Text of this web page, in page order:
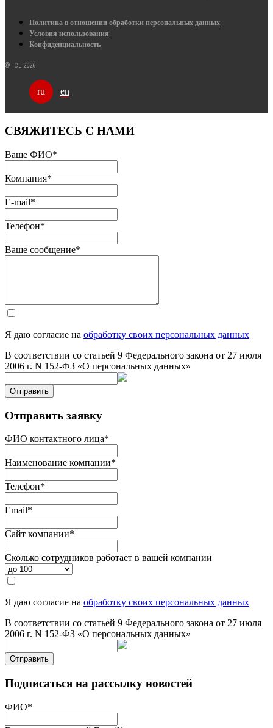
Политика в отношении обработки персональных данных
Условия использования
Конфиденциальность
© ICL 2026
ru en
СВЯЖИТЕСЬ С НАМИ
Ваше ФИО*
Компания*
E-mail*
Телефон*
Ваше сообщение*
Я даю согласие на обработку своих персональных данных
В соответствии со статьей 9 Федерального закона от 27 июля
2006 г. N 152-ФЗ «О персональных данных»
Отправить
Отправить заявку
ФИО контактного лица*
Наименование компании*
Телефон*
Email*
Сайт компании*
Сколько сотрудников работает в вашей компании
Я даю согласие на обработку своих персональных данных
В соответствии со статьей 9 Федерального закона от 27 июля
2006 г. N 152-ФЗ «О персональных данных»
Отправить
Подписаться на рассылку новостей
ФИО*